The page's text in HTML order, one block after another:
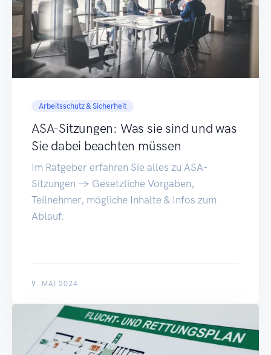
Arbeitsschutz & Sicherheit
ASA-Sitzungen: Was sie sind und was
Sie dabei beachten müssen
Im Ratgeber erfahren Sie alles zu ASA-
Sitzungen → Gesetzliche Vorgaben,
Teilnehmer, mögliche Inhalte & Infos zum
Ablauf.
9. MAI 2024